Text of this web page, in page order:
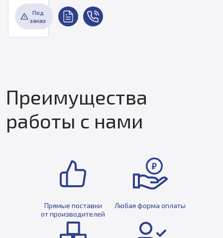
Под
заказ
Преимущества
работы с нами
Прямые поставки
от производителей
Любая форма оплаты